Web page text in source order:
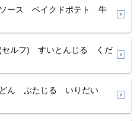
ース ベイクドポテト 牛
セルフ) すいとんじる くだ
ん ぶたじる いりだい